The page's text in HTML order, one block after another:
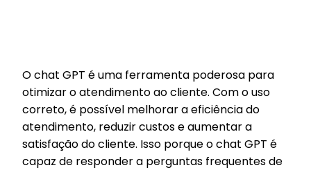
O chat GPT é uma ferramenta poderosa para
otimizar o atendimento ao cliente. Com o uso
correto, é possível melhorar a eficiência do
atendimento, reduzir custos e aumentar a
satisfação do cliente. Isso porque o chat GPT é
capaz de responder a perguntas frequentes de